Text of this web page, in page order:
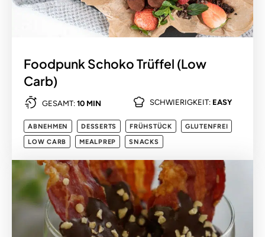
Foodpunk Schoko Trüffel (Low
Carb)
GESAMT: 10 MIN SCHWIERIGKEIT: EASY
ABNEHMEN DESSERTS FRÜHSTÜCK
GLUTENFREI
LOW CARB
MEALPREP SNACKS